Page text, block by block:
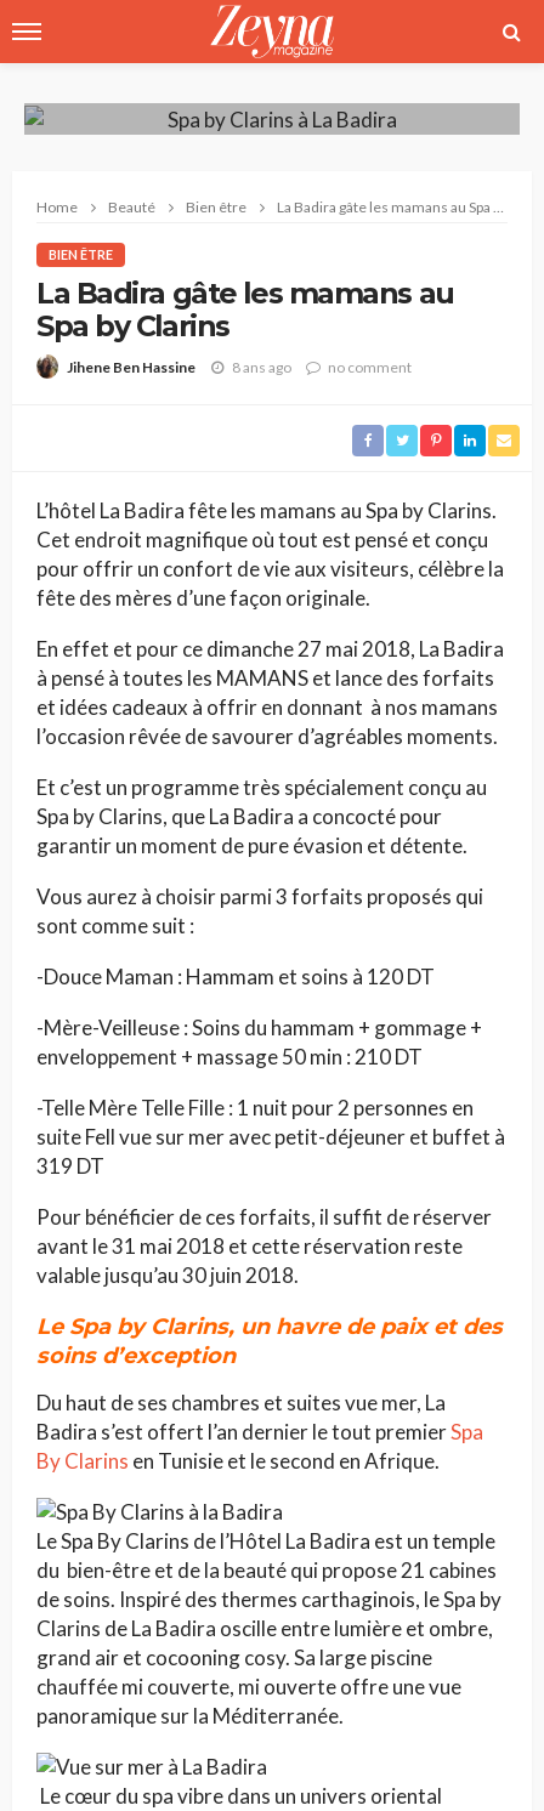
Home Beauté Bien être La Badira gâte les mamans au Spa by Clarins
BIEN ÊTRE
La Badira gâte les mamans au
Spa by Clarins
Jihene Ben Hassine 8 ans ago no comment
L’hôtel La Badira fête les mamans au Spa by Clarins.
Cet endroit magnifique où tout est pensé et conçu
pour offrir un confort de vie aux visiteurs, célèbre la
fête des mères d’une façon originale.
En effet et pour ce dimanche 27 mai 2018, La Badira
à pensé à toutes les MAMANS et lance des forfaits
et idées cadeaux à offrir en donnant à nos mamans
l’occasion rêvée de savourer d’agréables moments.
Et c’est un programme très spécialement conçu au
Spa by Clarins, que La Badira a concocté pour
garantir un moment de pure évasion et détente.
Vous aurez à choisir parmi 3 forfaits proposés qui
sont comme suit :
-Douce Maman : Hammam et soins à 120 DT
-Mère-Veilleuse : Soins du hammam + gommage +
enveloppement + massage 50 min : 210 DT
-Telle Mère Telle Fille : 1 nuit pour 2 personnes en
suite Fell vue sur mer avec petit-déjeuner et buffet à
319 DT
Pour bénéficier de ces forfaits, il suffit de réserver
avant le 31 mai 2018 et cette réservation reste
valable jusqu’au 30 juin 2018.
Le Spa by Clarins, un havre de paix et des
soins d’exception
Du haut de ses chambres et suites vue mer, La
Badira s’est offert l’an dernier le tout premierSpa
By Clarins en Tunisie et le second en Afrique.
Le Spa By Clarins de l’Hôtel La Badira est un temple
du bien-être et de la beauté qui propose 21 cabines
de soins. Inspiré des thermes carthaginois, le Spa by
Clarins de La Badira oscille entre lumière et ombre,
grand air et cocooning cosy. Sa large piscine
chauffée mi couverte, mi ouverte offre une vue
panoramique sur la Méditerranée.
Le cœur du spa vibre dans un univers oriental